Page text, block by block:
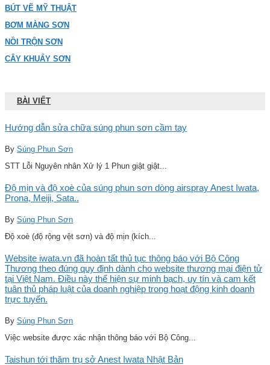
BÚT VẼ MỸ THUẬT
BƠM MÀNG SƠN
NỒI TRỘN SƠN
CÂY KHUẤY SƠN
BÀI VIẾT
Hướng dẫn sửa chữa súng phun sơn cầm tay
By Súng Phun Sơn
STT Lỗi Nguyên nhân Xử lý 1 Phun giật giật...
Độ mịn và độ xoè của súng phun sơn dòng airspray Anest Iwata,
Prona, Meiji, Sata..
By Súng Phun Sơn
Độ xoè (độ rộng vệt sơn) và độ mịn (kích...
Website iwata.vn đã hoàn tất thủ tục thông báo với Bộ Công
Thương theo đúng quy định dành cho website thương mại điện tử
tại Việt Nam. Điều này thể hiện sự minh bạch, uy tín và cam kết
tuân thủ pháp luật của doanh nghiệp trong hoạt động kinh doanh
trực tuyến.
By Súng Phun Sơn
Việc website được xác nhận thông báo với Bộ Công...
Taishun tới thăm trụ sở Anest Iwata Nhật Bản